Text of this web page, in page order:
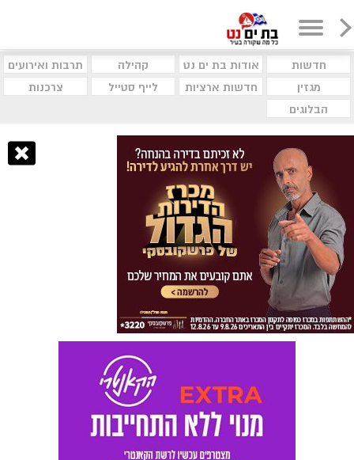
חדשות אודות בת ים נט קהילה
תרבות ואירועים
מגזין
חדשות ארציות לייף סטייל
צרכנות
הבלוגים